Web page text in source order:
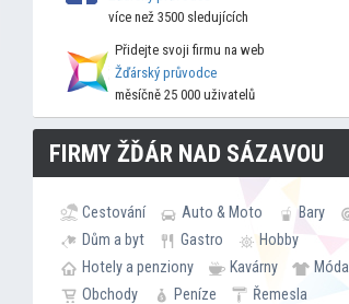
více než 3500 sledujících
Přidejte svoji firmu na web
Žďárský průvodce
měsíčně 25 000 uživatelů
FIRMY ŽĎÁR NAD SÁZAVOU
Cestování Auto & Moto Bary
Dům a byt
Gastro
Hobby
Hotely a penziony
Kavárny
Móda
Obchody
Peníze
Řemesla